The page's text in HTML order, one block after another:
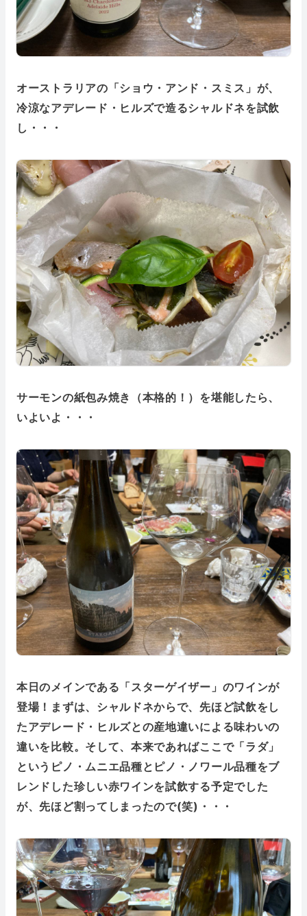
オーストラリアの「ショウ・アンド・スミス」が、
冷涼なアデレード・ヒルズで造るシャルドネを試飲
し・・・
サーモンの紙包み焼き（本格的！）を堪能したら、
いよいよ・・・
本日のメインである「スターゲイザー」のワインが
登場！まずは、シャルドネからで、先ほど試飲をし
たアデレード・ヒルズとの産地違いによる味わいの
違いを比較。そして、本来であればここで「ラダ」
というピノ・ムニエ品種とピノ・ノワール品種をブ
レンドした珍しい赤ワインを試飲する予定でした
が、先ほど割ってしまったので(笑)・・・